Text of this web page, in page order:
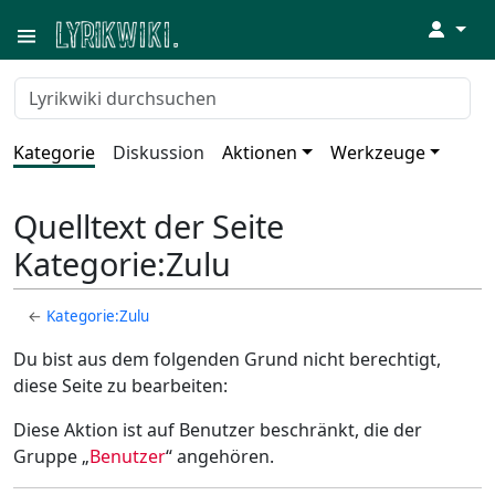
↓
Kategorie Diskussion Aktionen Werkzeuge
Quelltext der Seite
Kategorie:Zulu
← Kategorie:Zulu
Du bist aus dem folgenden Grund nicht berechtigt,
diese Seite zu bearbeiten:
Diese Aktion ist auf Benutzer beschränkt, die der
Gruppe „Benutzer“ angehören.